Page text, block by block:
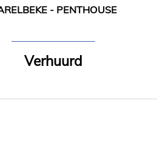
104 m² 2
- PENTHOUSE
Verhuurd